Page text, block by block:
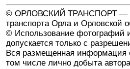
© ОРЛОВСКИЙ ТРАНСПОРТ —
транспорта Орла и Орловской
© Использование фотографий
допускается только с
Вся размещенная информация
том числе лично добыта